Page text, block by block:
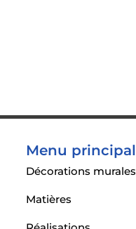
Menu principal
Décorations murales
Matières